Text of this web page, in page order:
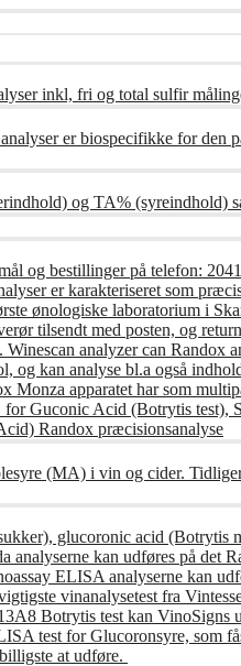
inkl, fri og total sulfir
er biospecifikke for
og TA% (syreindhold)
og bestillinger på telefon:
er karakteriseret som
ønologiske laboratorium i
tilsendt med posten, og
analyzer can Randox
og kan analyse bl.a også
apparatet har som
Guconic Acid (Botrytis test),
Randox præcisionsanalyse
(MA) i vin og cider.
glucoronic acid (Botrytis
kan udføres på det
ELISA analyserne kan
vinanalysetest fra
Botrytis test kan VinoSigns
test for Glucoronsyre, som
at udføre.